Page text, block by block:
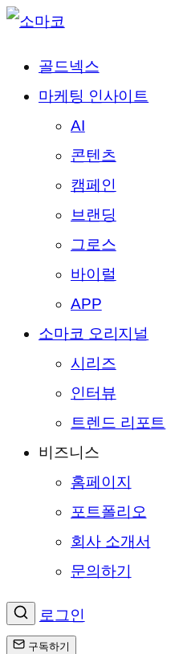
골드넥스
마케팅 인사이트
AI
콘텐츠
캠페인
브랜딩
그로스
바이럴
APP
소마코 오리지널
시리즈
인터뷰
트렌드 리포트
비즈니스
홈페이지
포트폴리오
회사 소개서
문의하기
로그인
구독하기